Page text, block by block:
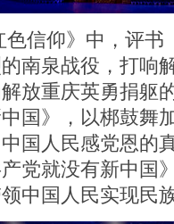
色信仰》中，评书
南泉战役，打响
放重庆英勇捐躯
国》，以梆鼓舞
国人民感党恩的
党就没有新中国
中国人民实现民